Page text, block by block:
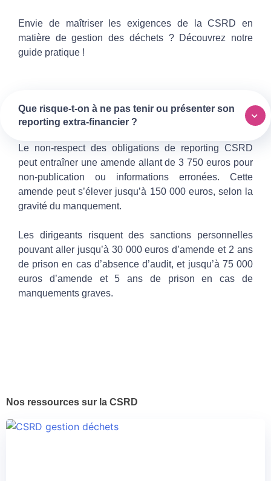
Envie de maîtriser les exigences de la CSRD en
matière de gestion des déchets ? Découvrez notre
guide pratique !
Que risque-t-on à ne pas tenir ou présenter son
reporting extra-financier ?
Le non-respect des obligations de reporting CSRD
peut entraîner une amende allant de 3 750 euros pour
non-publication ou informations erronées. Cette
amende peut s’élever jusqu’à 150 000 euros, selon la
gravité du manquement.
Les dirigeants risquent des sanctions personnelles
pouvant aller jusqu’à 30 000 euros d’amende et 2 ans
de prison en cas d’absence d’audit, et jusqu’à 75 000
euros d’amende et 5 ans de prison en cas de
manquements graves.
Nos ressources sur la CSRD